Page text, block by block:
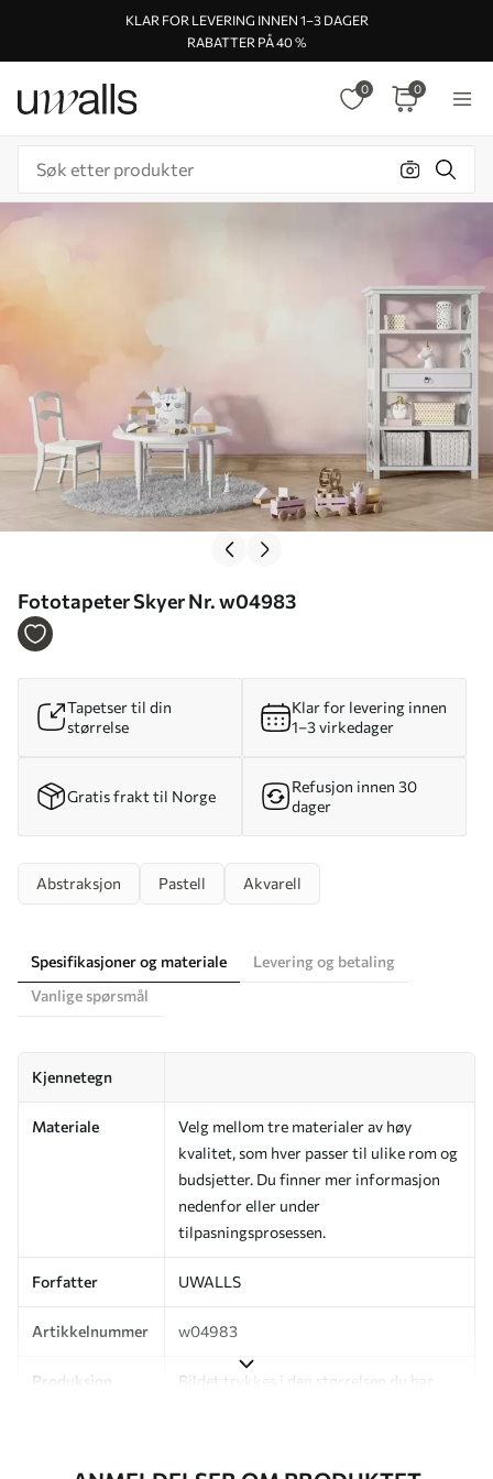
KLAR FOR LEVERING INNEN 1–3 DAGER
RABATTER PÅ 40 %
0 0
Fototapeter Skyer Nr. w04983
Tapetser til din
størrelse
Klar for levering innen
1–3 virkedager
Gratis frakt til Norge
Refusjon innen 30
dager
Abstraksjon Pastell Akvarell
Spesifikasjoner og materiale
Levering og betaling
Vanlige spørsmål
Kjennetegn
Materiale
Velg mellom tre materialer av høy
kvalitet, som hver passer til ulike rom og
budsjetter. Du finner mer informasjon
nedenfor eller under
tilpasningsprosessen.
Forfatter UWALLS
Artikkelnummer w04983
Produksjon
Bildet trykkes i den størrelsen du har